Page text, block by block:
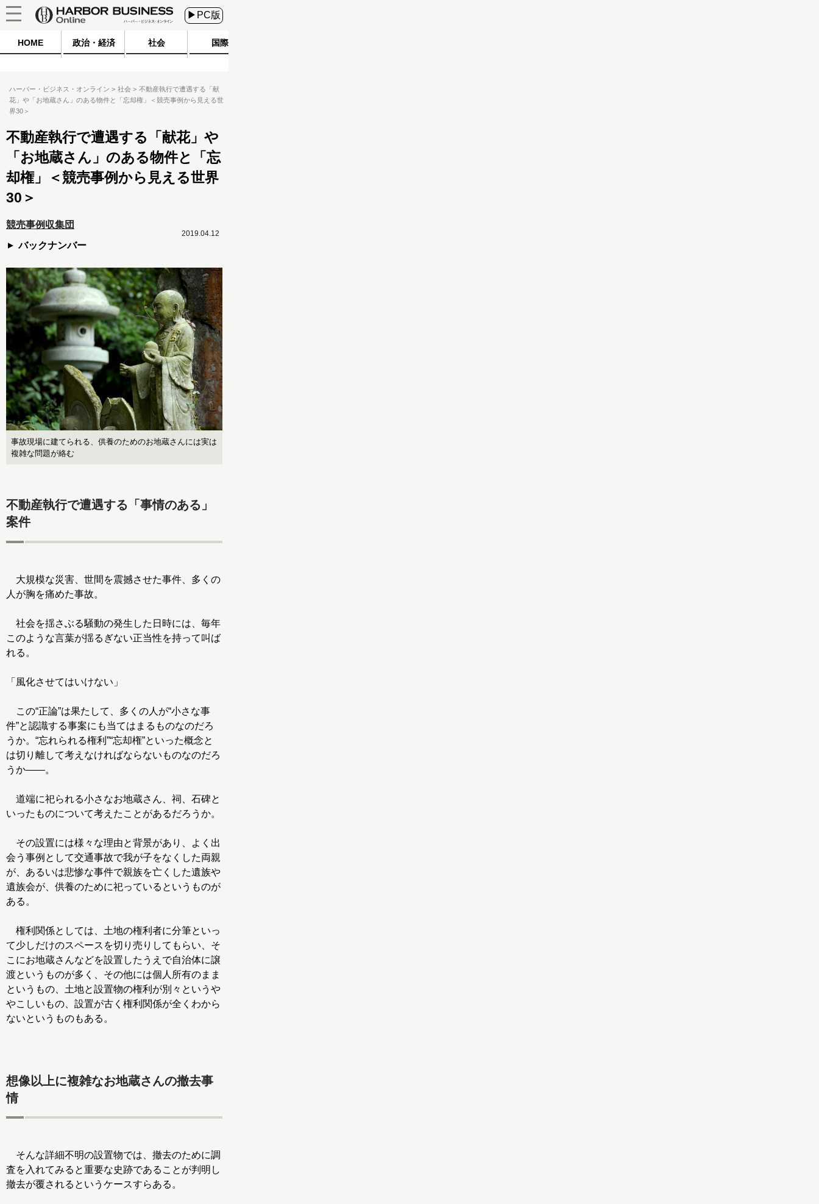
▶PC版
HOME 政治・経済 社会 国際
ハーバー・ビジネス・オンライン 社会
不動産執行で遭遇する「献
花」や「お地蔵さん」のある物件と「忘却権」＜競売事例から見える世
界30＞
不動産執行で遭遇する「献花」や
「お地蔵さん」のある物件と「忘
却権」＜競売事例から見える世界
30＞
競売事例収集団
バックナンバー
2019.04.12
事故現場に建てられる、供養のためのお地蔵さんには実は
複雑な問題が絡む
不動産執行で遭遇する「事情のある」
案件
大規模な災害、世間を震撼させた事件、多くの
人が胸を痛めた事故。
社会を揺さぶる騒動の発生した日時には、毎年
このような言葉が揺るぎない正当性を持って叫ば
れる。
「風化させてはいけない」
この“正論”は果たして、多くの人が“小さな事
件”と認識する事案にも当てはまるものなのだろ
うか。“忘れられる権利”“忘却権”といった概念と
は切り離して考えなければならないものなのだろ
うか――。
道端に祀られる小さなお地蔵さん、祠、石碑と
いったものについて考えたことがあるだろうか。
その設置には様々な理由と背景があり、よく出
会う事例として交通事故で我が子をなくした両親
が、あるいは悲惨な事件で親族を亡くした遺族や
遺族会が、供養のために祀っているというものが
ある。
権利関係としては、土地の権利者に分筆といっ
て少しだけのスペースを切り売りしてもらい、そ
こにお地蔵さんなどを設置したうえで自治体に譲
渡というものが多く、その他には個人所有のまま
というもの、土地と設置物の権利が別々というや
やこしいもの、設置が古く権利関係が全くわから
ないというものもある。
想像以上に複雑なお地蔵さんの撤去事
情
そんな詳細不明の設置物では、撤去のために調
査を入れてみると重要な史跡であることが判明し
撤去が覆されるというケースすらある。